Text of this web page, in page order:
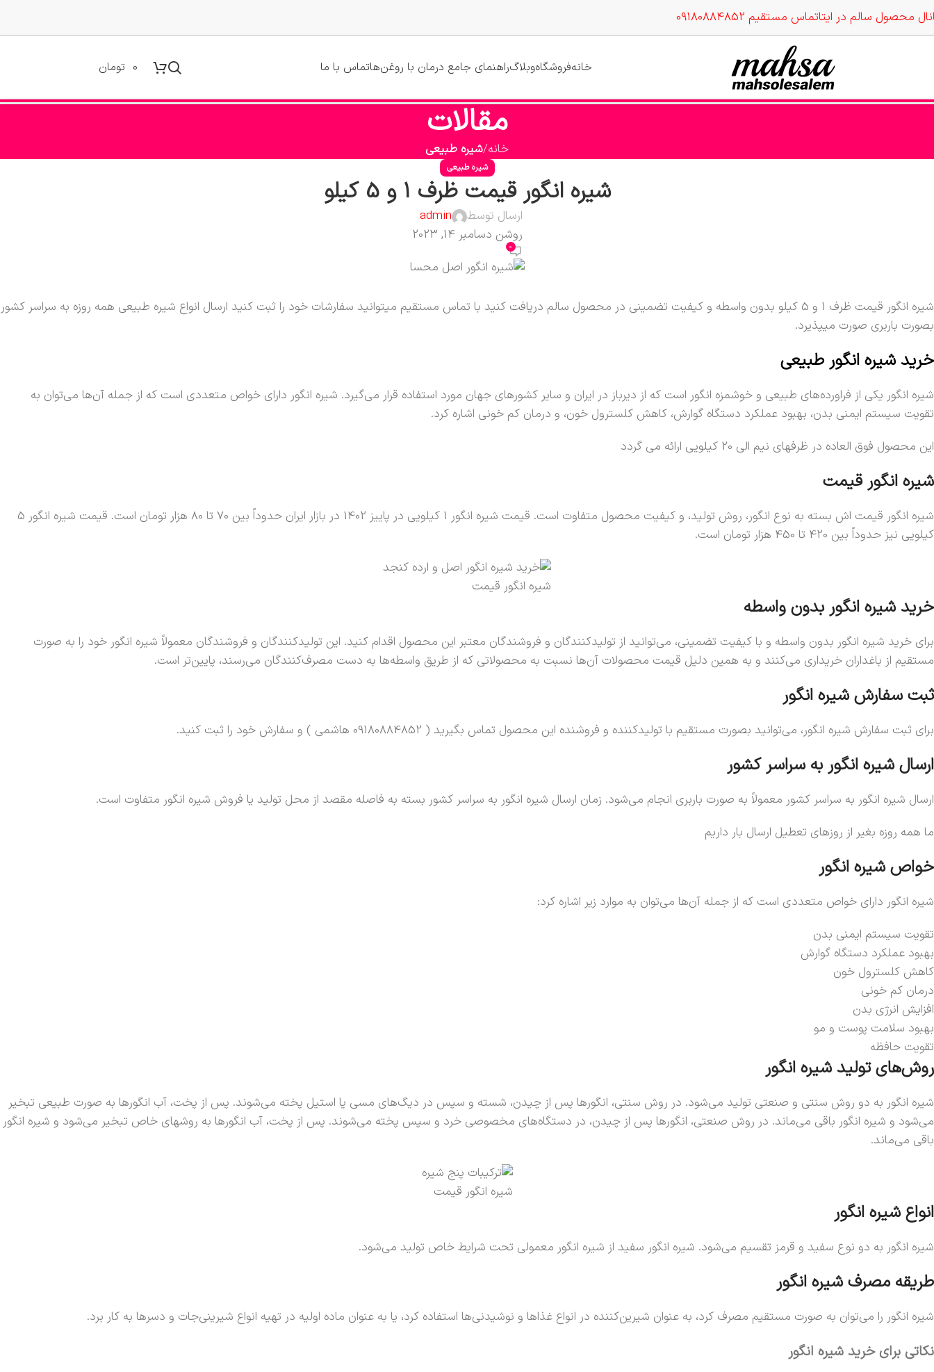
محصول سالم در ایتاتماس مستقیم 09180884852
خانهفروشگاهوبلاگراهنمای جامع درمان با روغن‌هاتماس با ما 0 تومان
مقالات
خانه شیره طبیعی
شیره طبیعی
شيره انگور قيمت ظرف 1 و 5 کیلو
ارسال توسط
admin
روشن دسامبر 14, 2023
0
شيره انگور قيمت ظرف 1 و 5 کیلو بدون واسطه و کیفیت تضمینی در محصول سالم دریافت کنید با تماس مستقیم میتوانید سفارشات خود را ثبت کنید ارسال انواع شیره طبیعی همه روزه به سراسر کشور
بصورت باربری صورت میپذیرد.
خرید شیرهانگور طبیعی
شیره انگور یکی از فراورده‌های طبیعی و خوشمزه انگور است که از دیرباز در ایران و سایر کشورهای جهان مورد استفاده قرار می‌گیرد. شیره انگور دارای خواص متعددی است که از جمله آن‌ها می‌توان به
تقویت سیستم ایمنی بدن، بهبود عملکرد دستگاه گوارش، کاهش کلسترول خون، و درمان کم خونی اشاره کرد.
این محصول فوق العاده در ظرفهای نیم الی 20 کیلویی ارائه می گردد
شيره انگور قيمت
شیره انگور قیمت اش بسته به نوع انگور، روش تولید، و کیفیت محصول متفاوت است. قیمت شیره انگور 1 کیلویی در پاییز 1402 در بازار ایران حدوداً بین 70 تا 80 هزار تومان است. قیمت شیره انگور 5
کیلویی نیز حدوداً بین 420 تا 450 هزار تومان است.
شيره انگور قيمت
خرید شیره انگور بدون واسطه
برای خرید شیره انگور بدون واسطه و با کیفیت تضمینی، می‌توانید از تولیدکنندگان و فروشندگان معتبر این محصول اقدام کنید. این تولیدکنندگان و فروشندگان معمولاً شیره انگور خود را به صورت
مستقیم از باغداران خریداری می‌کنند و به همین دلیل قیمت محصولات آن‌ها نسبت به محصولاتی که از طریق واسطه‌ها به دست مصرف‌کنندگان می‌رسند، پایین‌تر است.
ثبت سفارش شیره انگور
برای ثبت سفارش شیره انگور، می‌توانید بصورت مستقیم با تولیدکننده و فروشنده این محصول تماس بگیرید ( 09180884852 هاشمی ) و سفارش خود را ثبت کنید.
ارسال شیره انگور به سراسر کشور
ارسال شیره انگور به سراسر کشور معمولاً به صورت باربری انجام می‌شود. زمان ارسال شیره انگور به سراسر کشور بسته به فاصله مقصد از محل تولید یا فروش شیره انگور متفاوت است.
ما همه روزه بغیر از روزهای تعطیل ارسال بار داریم
خواص شیره انگور
شیره انگور دارای خواص متعددی است که از جمله آن‌ها می‌توان به موارد زیر اشاره کرد:
تقویت سیستم ایمنی بدن
بهبود عملکرد دستگاه گوارش
کاهش کلسترول خون
درمان کم خونی
افزایش انرژی بدن
بهبود سلامت پوست و مو
تقویت حافظه
روش‌های تولید شیره انگور
شیره انگور به دو روش سنتی و صنعتی تولید می‌شود. در روش سنتی، انگورها پس از چیدن، شسته و سپس در دیگ‌های مسی یا استیل پخته می‌شوند. پس از پخت، آب انگورها به صورت طبیعی تبخیر
می‌شود و شیره انگور باقی می‌ماند. در روش صنعتی، انگورها پس از چیدن، در دستگاه‌های مخصوصی خرد و سپس پخته می‌شوند. پس از پخت، آب انگورها به روشهای خاص تبخیر می‌شود و شیره انگور
باقی می‌ماند.
شيره انگور قيمت
انواع شیره انگور
شیره انگور به دو نوع سفید و قرمز تقسیم می‌شود. شیره انگور سفید از شیره انگور معمولی تحت شرایط خاص تولید می‌شود.
طریقه مصرف شیره انگور
شیره انگور را می‌توان به صورت مستقیم مصرف کرد، به عنوان شیرین‌کننده در انواع غذاها و نوشیدنی‌ها استفاده کرد، یا به عنوان ماده اولیه در تهیه انواع شیرینی‌جات و دسرها به کار برد.
نکاتی برای خرید شیره انگور